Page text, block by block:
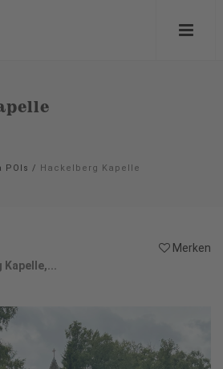
POIs / Hackelberg Kapelle
Merken